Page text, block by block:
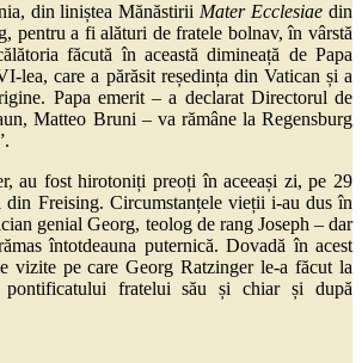
din liniștea Mănăstirii Mater Ecclesiae din
pentru a fi alături de fratele bolnav, în vârstă
făcută în această dimineață de Papa
lea, care a părăsit reședința din Vatican și a
Papa emerit – a declarat Directorul de
Matteo Bruni – va rămâne la Regensburg
au fost hirotoniți preoți în aceeași zi, pe 29
Freising. Circumstanțele vieții i-au dus în
genial Georg, teolog de rang Joseph – dar
întotdeauna puternică. Dovadă în acest
vizite pe care Georg Ratzinger le-a făcut la
pontificatului fratelui său și chiar și după